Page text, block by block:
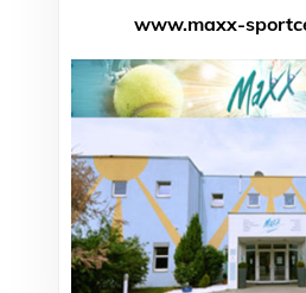
www.maxx-